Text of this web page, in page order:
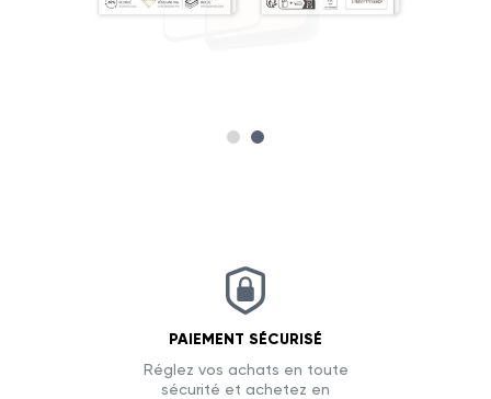
PAIEMENT SÉCURISÉ
Réglez vos achats en toute
sécurité et achetez en